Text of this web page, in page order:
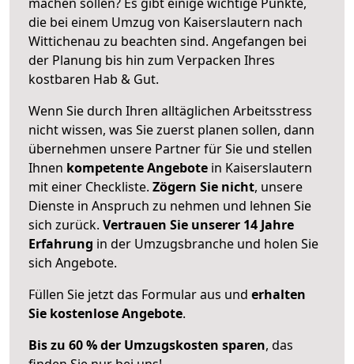
die bei einem Umzug von Kaiserslautern nach
Wittichenau zu beachten sind. Angefangen bei
der Planung bis hin zum Verpacken Ihres
kostbaren Hab & Gut.
Wenn Sie durch Ihren alltäglichen Arbeitsstress
nicht wissen, was Sie zuerst planen sollen, dann
übernehmen unsere Partner für Sie und stellen
Ihnen kompetente Angebote in Kaiserslautern
mit einer Checkliste. Zögern Sie nicht, unsere
Dienste in Anspruch zu nehmen und lehnen Sie
sich zurück. Vertrauen Sie unserer 14 Jahre
Erfahrung in der Umzugsbranche und holen Sie
sich Angebote.
Füllen Sie jetzt das Formular aus und erhalten
Sie kostenlose Angebote.
Bis zu 60 % der Umzugskosten sparen, das